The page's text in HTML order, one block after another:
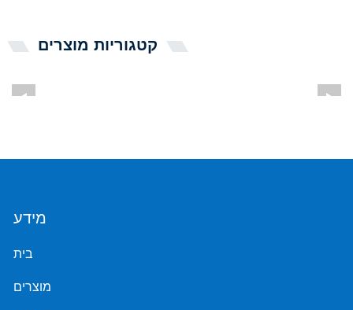
קטגוריות מוצרים
מידע
בית
מוצרים